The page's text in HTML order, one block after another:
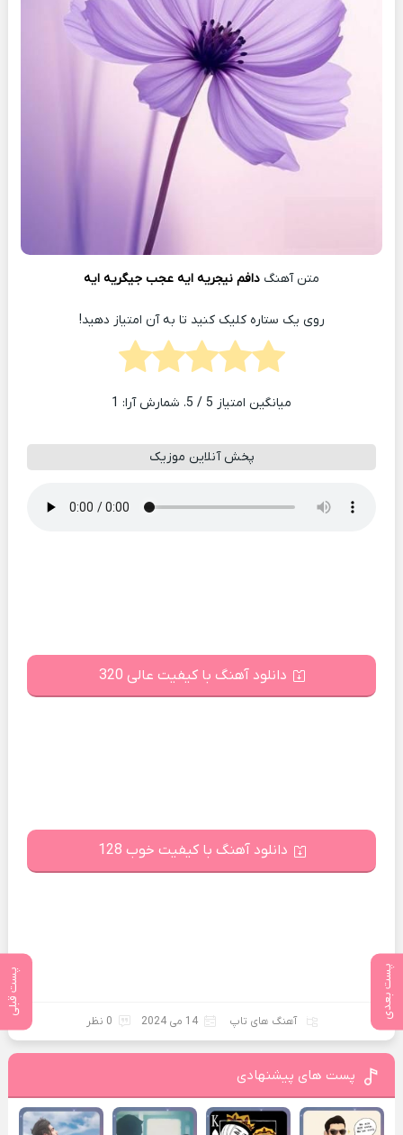
پست بعدی پست قبلی
متن آهنگ دافم نیجریه ایه عجب جیگریه ایه
روی یک ستاره کلیک کنید تا به آن امتیاز دهید!
میانگین امتیاز 5 / 5. شمارش آرا: 1
پخش آنلاین موزیک
دانلود آهنگ با کیفیت عالی 320
دانلود آهنگ با کیفیت خوب 128
آهنگ های تاپ 14 می 2024 0 نظر
پست های پیشنهادی